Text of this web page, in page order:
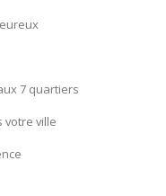
7 quartiers
votre ville